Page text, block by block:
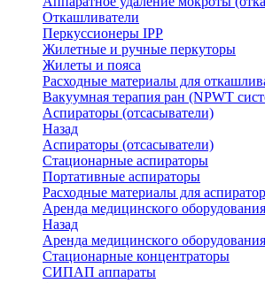
Откашливатели
Перкуссионеры IPP
Жилетные и ручные перкуторы
Жилеты и пояса
Расходные материалы для
Вакуумная терапия ран (NPWT
Аспираторы (отсасыватели)
Назад
Аспираторы (отсасыватели)
Стационарные аспираторы
Портативные аспираторы
Расходные материалы для
Аренда медицинского оборудования
Назад
Аренда медицинского оборудования
Стационарные концентраторы
СИПАП аппараты